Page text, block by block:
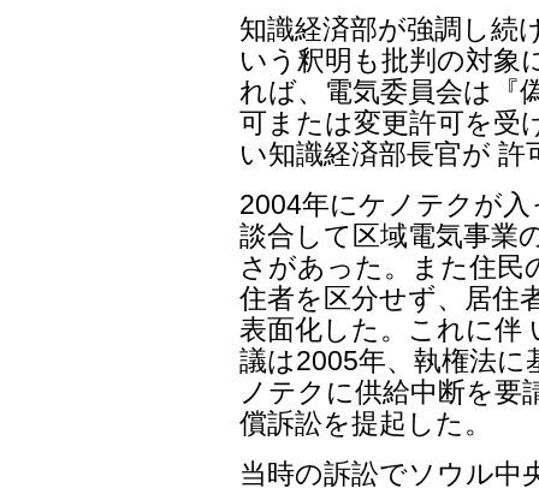
知識経済部が強調し続
いう釈明も批判の対象
れば、電気委員会は『
可または変更許可を受
い知識経済部長官が
2004年にケノテクが
談合して区域電気事業
さがあった。また住民
住者を区分せず、居住
表面化した。これに伴
議は2005年、執権法
ノテクに供給中断を要
償訴訟を提起した。
当時の訴訟でソウル中